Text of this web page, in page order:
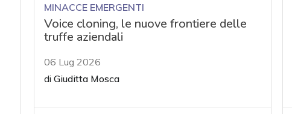
MINACCE EMERGENTI
Voice cloning, le nuove frontiere delle
truffe aziendali
06 Lug 2026
di Giuditta Mosca